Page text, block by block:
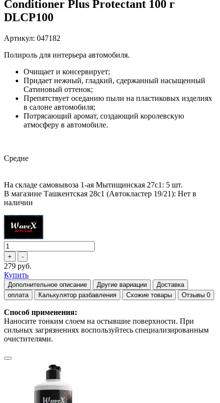
Conditioner Plus Protectant 100 г
DLCP100
Артикул: 047182
Полироль для интерьера автомобиля.
Очищает и консервирует;
Придает нежный, гладкий, сдержанный насыщенный
Сатиновый оттенок;
Препятствует оседанию пыли на пластиковых изделиях
в салоне автомобиля;
Потрясающий аромат, создающий королевскую
атмосферу в автомобиле.
Средне
На складе самовывоза 1-ая Мытищинская 27с1: 5 шт.
В магазине Ташкентская 28с1 (Автокластер 19/21): Нет в
наличии
279 руб.
Купить
Дополнительное описание Другие вариации
Доставка
оплата
Калькулятор разбавления Схожие товары Отзывы 0
Способ применения:
Наносите тонким слоем на остывшие поверхности. При
сильных загрязнениях воспользуйтесь специализированным
очистителями.